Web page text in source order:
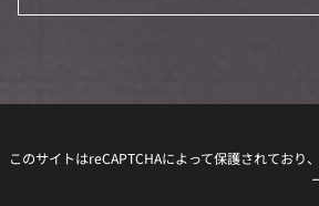
このサイトはreCAPTCHAによって保護されており